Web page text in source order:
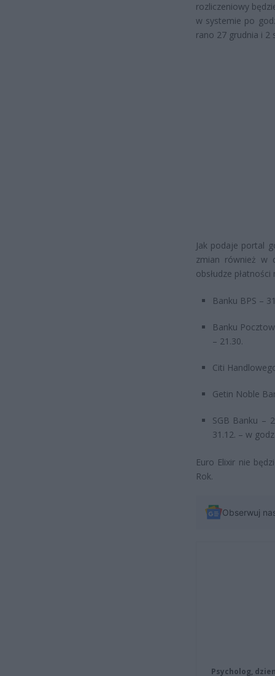
rozliczeniowy
w systemie po
rano 27 grudnia i 2
Jak podaje portal
zmian również w
obsłudze
Banku BPS –
Banku
– 21.30.
Citi
Getin Noble
SGB Banku –
31.12. – w
Euro Elixir nie
Rok.
Obserwuj
Psycholog,